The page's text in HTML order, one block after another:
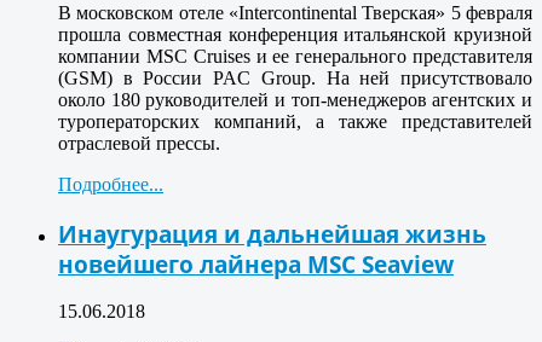
В московском отеле «Intercontinental Тверская» 5 февраля
прошла совместная конференция итальянской круизной
компании MSC Cruises и ее генерального представителя
(GSM) в России PAC Group. На ней присутствовало
около 180 руководителей и топ-менеджеров агентских и
туроператорских компаний, а также представителей
отраслевой прессы.
Подробнее...
Инаугурация и дальнейшая жизнь
новейшего лайнера MSC Seaview
15.06.2018